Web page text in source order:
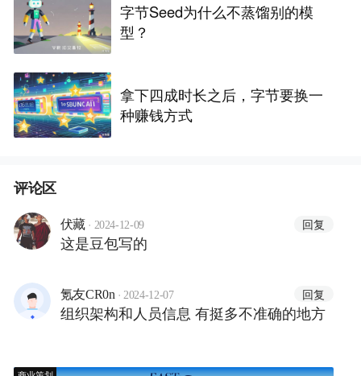
字节Seed为什么不蒸馏别的模
型？
拿下四成时长之后，字节要换一
种赚钱方式
评论区
伏藏 · 2024-12-09 回复
这是豆包写的
氪友CR0n · 2024-12-07 回复
组织架构和人员信息 有挺多不准确的地方